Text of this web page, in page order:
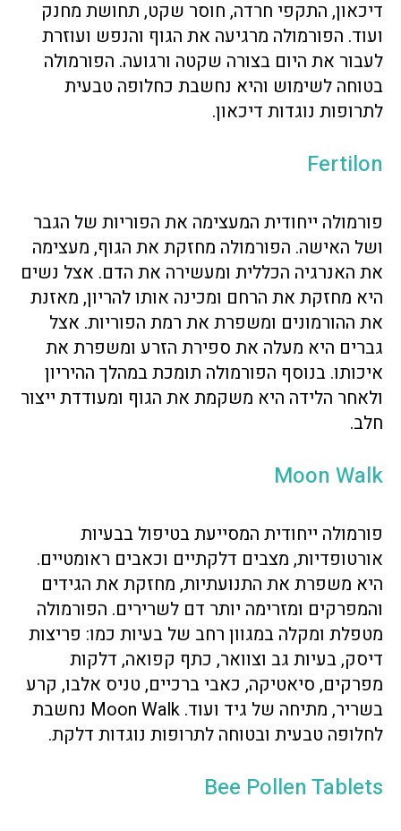
דיכאון, התקפי חרדה, חוסר שקט, תחושת מחנק
ועוד. הפורמולה מרגיעה את הגוף והנפש ועוזרת
לעבור את היום בצורה שקטה ורגועה. הפורמולה
בטוחה לשימוש והיא נחשבת כחלופה טבעית
לתרופות נוגדות דיכאון.
Fertilon
פורמולה ייחודית המעצימה את הפוריות של הגבר
ושל האישה. הפורמולה מחזקת את הגוף, מעצימה
את האנרגיה הכללית ומעשירה את הדם. אצל נשים
היא מחזקת את הרחם ומכינה אותו להריון, מאזנת
את ההורמונים ומשפרת את רמת הפוריות. אצל
גברים היא מעלה את ספירת הזרע ומשפרת את
איכותו. בנוסף הפורמולה תומכת במהלך ההיריון
ולאחר הלידה היא משקמת את הגוף ומעודדת ייצור
חלב.
Moon Walk
פורמולה ייחודית המסייעת בטיפול בבעיות
אורטופדיות, מצבים דלקתיים וכאבים ראומטיים.
היא משפרת את התנועתיות, מחזקת את הגידים
והמפרקים ומזרימה יותר דם לשרירים. הפורמולה
מטפלת ומקלה במגוון רחב של בעיות כמו: פריצות
דיסק, בעיות גב וצוואר, כתף קפואה, דלקות
מפרקים, סיאטיקה, כאבי ברכיים, טניס אלבו, קרע
בשריר, מתיחה של גיד ועוד. Moon Walk נחשבת
לחלופה טבעית ובטוחה לתרופות נוגדות דלקת.
Bee Pollen Tablets